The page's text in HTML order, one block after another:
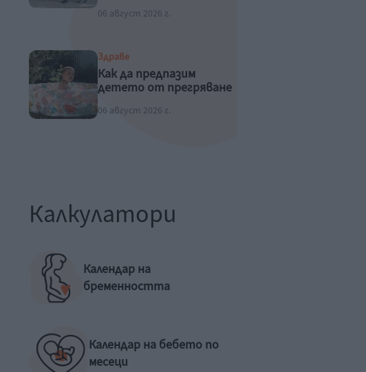
06 август 2026 г.
Здраве
Как да предпазим
детето от прегряване
06 август 2026 г.
Калкулатори
Календар на
бременността
Календар на бебето по
месеци